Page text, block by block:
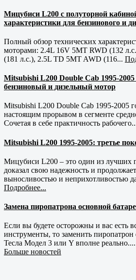
Мицубиси L200 с полуторной
характеристики для бензинового и
Полный обзор технических
моторами: 2.4L 16V 5MT RWD (132
(181 л.с.), 2.5L TD 5MT AWD (116...
Mitsubishi L200 Double Cab 1995-
бензиновый и дизельный мотор
Mitsubishi L200 Double Cab 1995-2005
настоящим прорывом в сегменте
Сочетая в себе практичность
Mitsubishi L200 1995-2005: третье
Мицубиси L200 – это один из лучших
доказал свою надежность и
выносливостью и неприхотливостью
Подробнее...
Замена пиропатрона основной
Если вы будете осторожны и вас есть
инструменты, то заменить пиропатрон
Тесла Модел 3 или Y вполне реально....
Больше новостей